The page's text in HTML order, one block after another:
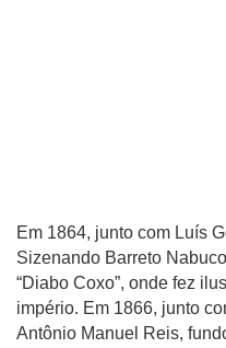
Em 1864, junto com Luís
Sizenando Barreto
“Diabo Coxo”, onde fez
império. Em 1866, junto
Antônio Manuel Reis,